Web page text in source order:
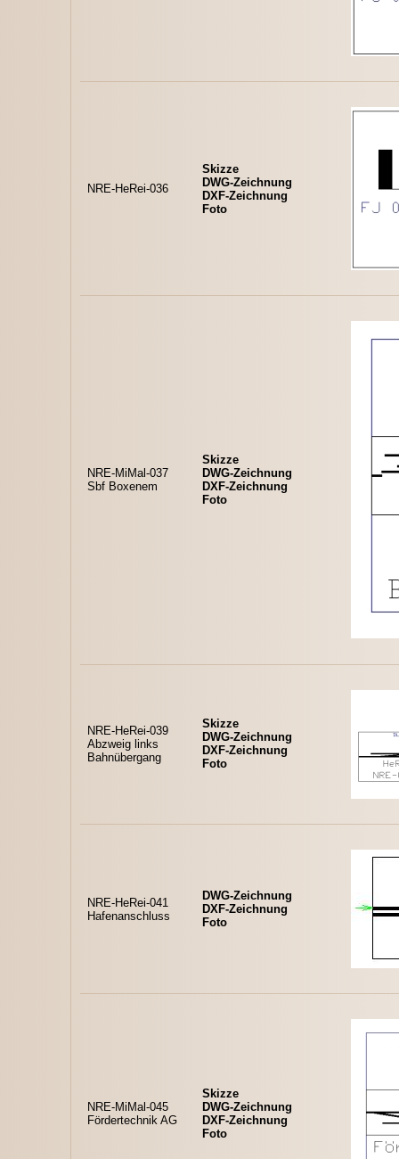
NRE-HeRei-036
Skizze
DWG-Zeichnung
DXF-Zeichnung
Foto
NRE-MiMal-037
Sbf Boxenem
Skizze
DWG-Zeichnung
DXF-Zeichnung
Foto
NRE-HeRei-039
Abzweig links
Bahnübergang
Skizze
DWG-Zeichnung
DXF-Zeichnung
Foto
NRE-HeRei-041
Hafenanschluss
DWG-Zeichnung
DXF-Zeichnung
Foto
NRE-MiMal-045
Fördertechnik AG
Skizze
DWG-Zeichnung
DXF-Zeichnung
Foto